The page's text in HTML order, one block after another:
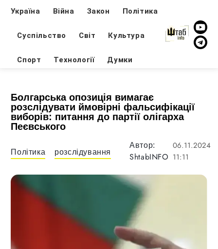
Україна Війна Закон Політика
Суспільство Світ Культура
Спорт Технології Думки
Болгарська опозиція вимагає
розслідувати ймовірні фальсифікації
виборів: питання до партії олігарха
Пеєвського
Політика розслідування
Автор:
ShtabINFO
06.11.2024
11:11